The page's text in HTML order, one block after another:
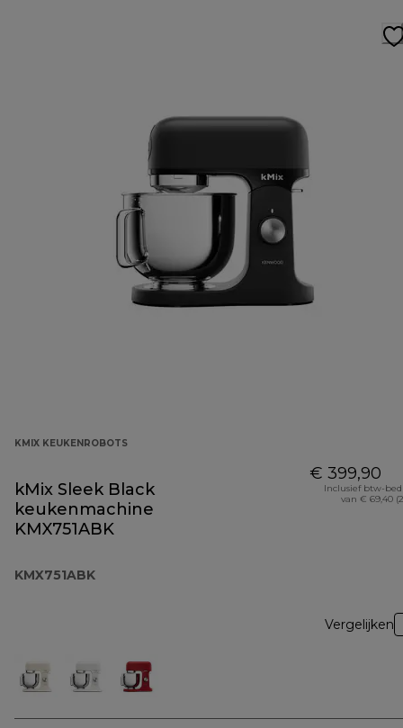
KMIX KEUKENROBOTS
kMix Sleek Black
keukenmachine
KMX751ABK
KMX751ABK
€ 399,90
Inclusief btw-
van € 69,40
Vergelijken